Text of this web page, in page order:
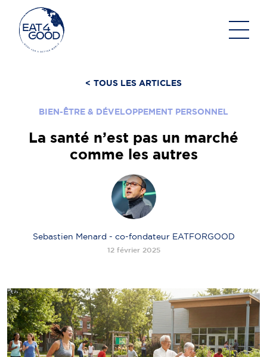
contenu
< TOUS LES ARTICLES
BIEN-ÊTRE & DÉVELOPPEMENT PERSONNEL
La santé n’est pas un marché
comme les autres
Sebastien Menard - co-fondateur EATFORGOOD
12 février 2025